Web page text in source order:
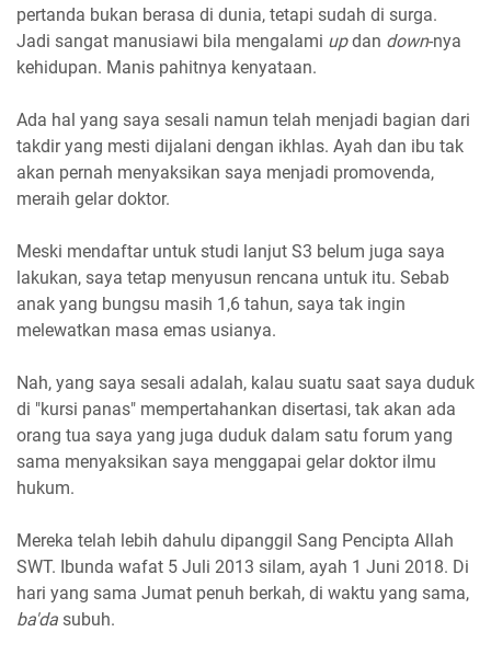
pertanda bukan berasa di dunia, tetapi sudah di surga.
Jadi sangat manusiawi bila mengalami updan down-nya
kehidupan. Manis pahitnya kenyataan.
Ada hal yang saya sesali namun telah menjadi bagian dari
takdir yang mesti dijalani dengan ikhlas. Ayah dan ibu tak
akan pernah menyaksikan saya menjadi promovenda,
meraih gelar doktor.
Meski mendaftar untuk studi lanjut S3 belum juga saya
lakukan, saya tetap menyusun rencana untuk itu. Sebab
anak yang bungsu masih 1,6 tahun, saya tak ingin
melewatkan masa emas usianya.
Nah, yang saya sesali adalah, kalau suatu saat saya duduk
di "kursi panas" mempertahankan disertasi, tak akan ada
orang tua saya yang juga duduk dalam satu forum yang
sama menyaksikan saya menggapai gelar doktor ilmu
hukum.
Mereka telah lebih dahulu dipanggil Sang Pencipta Allah
SWT. Ibunda wafat 5 Juli 2013 silam, ayah 1 Juni 2018. Di
hari yang sama Jumat penuh berkah, di waktu yang sama,
ba'da subuh.